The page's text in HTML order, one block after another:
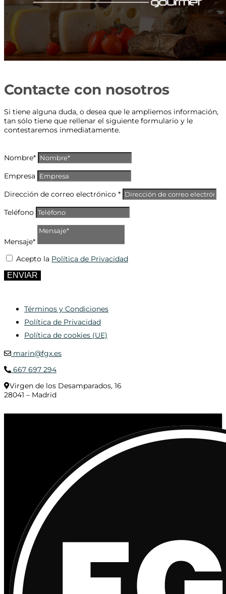
Contacte con nosotros
Si tiene alguna duda, o desea que le ampliemos información,
tan sólo tiene que rellenar el siguiente formulario y le
contestaremos inmediatamente.
Nombre*
Empresa
Dirección de correo electrónico *
Teléfono
Mensaje*
Acepto la Política de Privacidad
ENVIAR
Términos y Condiciones
Política de Privacidad
Política de cookies (UE)
marin@fgx.es
667 697 294
Virgen de los Desamparados, 16
28041 – Madrid